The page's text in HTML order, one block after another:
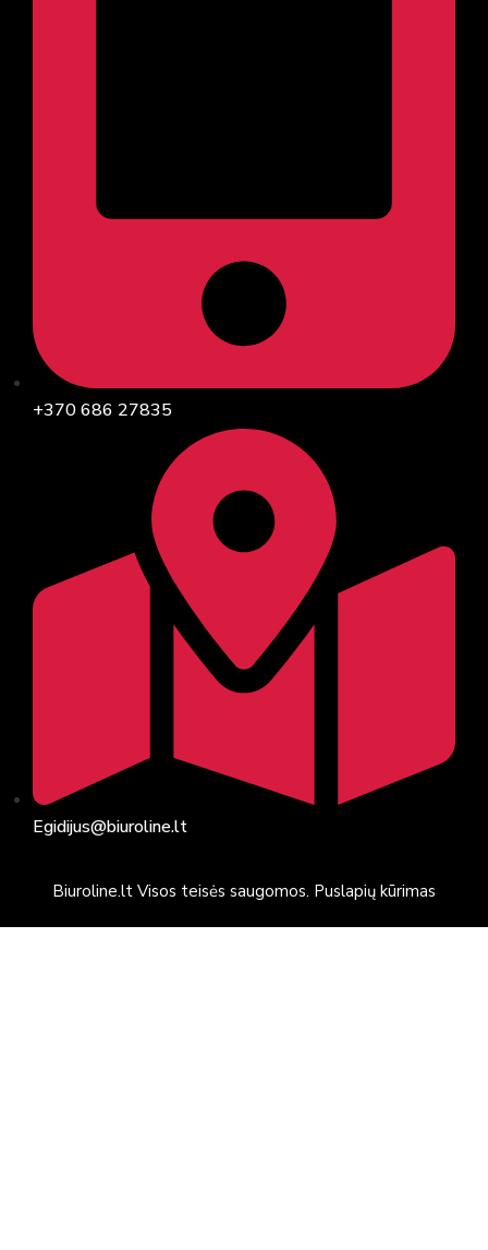
+370 686 27835
Egidijus@biuroline.lt
Biuroline.lt Visos teisės saugomos. Puslapių kūrimas